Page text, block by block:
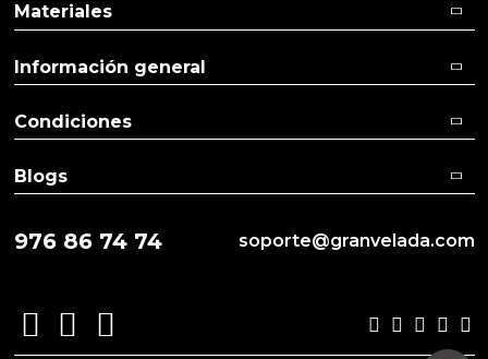
976 86 74 74 soporte@granvelada.com
Materiales
Información general
Condiciones
Blogs